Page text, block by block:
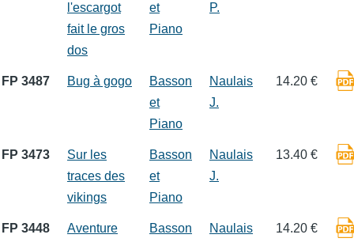
l'escargot
fait le gros
dos
et
Piano
P.
FP 3487 Bug à gogo
Basson
et
Piano
Naulais
J.
14.20 €
FP 3473
Sur les
traces des
vikings
Basson
et
Piano
Naulais
J.
13.40 €
FP 3448
Aventure
Basson
Naulais
14.20 €